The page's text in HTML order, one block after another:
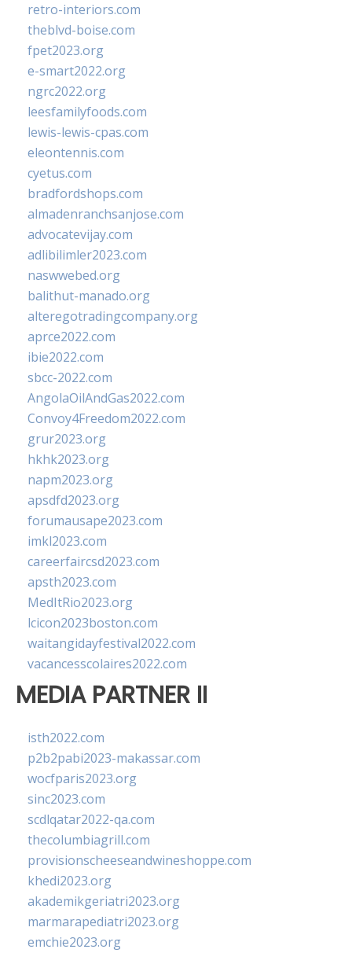
retro-interiors.com
theblvd-boise.com
fpet2023.org
e-smart2022.org
ngrc2022.org
leesfamilyfoods.com
lewis-lewis-cpas.com
eleontennis.com
cyetus.com
bradfordshops.com
almadenranchsanjose.com
advocatevijay.com
adlibilimler2023.com
naswwebed.org
balithut-manado.org
alteregotradingcompany.org
aprce2022.com
ibie2022.com
sbcc-2022.com
AngolaOilAndGas2022.com
Convoy4Freedom2022.com
grur2023.org
hkhk2023.org
napm2023.org
apsdfd2023.org
forumausape2023.com
imkl2023.com
careerfaircsd2023.com
apsth2023.com
MedItRio2023.org
lcicon2023boston.com
waitangidayfestival2022.com
vacancesscolaires2022.com
MEDIA PARTNER II
isth2022.com
p2b2pabi2023-makassar.com
wocfparis2023.org
sinc2023.com
scdlqatar2022-qa.com
thecolumbiagrill.com
provisionscheeseandwineshoppe.com
khedi2023.org
akademikgeriatri2023.org
marmarapediatri2023.org
emchie2023.org